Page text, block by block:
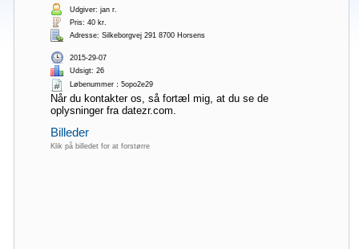
Udgiver: jan r.
Pris: 40 kr.
Adresse: Silkeborgvej 291 8700 Horsens
2015-29-07
Udsigt: 26
Løbenummer：5opo2e29
Når du kontakter os, så fortæl mig, at du se de
oplysninger fra datezr.com.
Billeder
Klik på billedet for at forstørre